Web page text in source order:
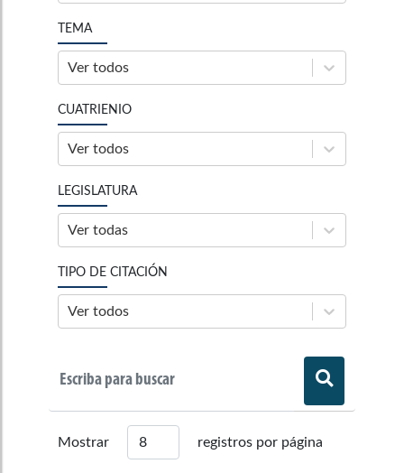
TEMA
Ver todos
CUATRIENIO
Ver todos
LEGISLATURA
Ver todas
TIPO DE CITACIÓN
Ver todos
Mostrar registros por página